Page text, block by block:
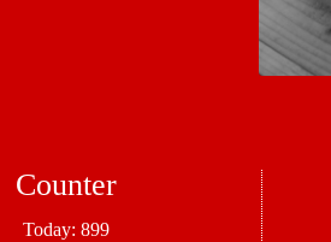
Counter
Today: 899